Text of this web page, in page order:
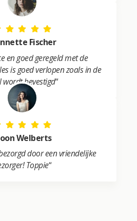
Fischer
en goed geregeld met de
is goed verlopen zoals in de
wordt bevestigd“
Welberts
door een vriendelijke
Toppie“